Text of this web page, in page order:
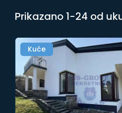
Prikazano 1-24 od
Kuće